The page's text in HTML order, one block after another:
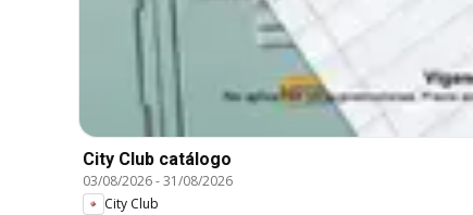
City Club catálogo
03/08/2026-31/08/2026
City Club